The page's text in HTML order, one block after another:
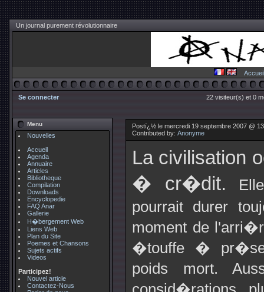
Un journal purement révolutionnaire
Accueil
Se connecter 22 visiteur(s) et 0
Menu
Nouvelles
Accueil
Agenda
Annuaire
Articles
Bibliotheque
Compilation
Downloads
Encyclopedie
FAQ Anar
Gallerie
H�bergement Web
Liens Web
Plan du Site
Poemes et Chansons
Sujets actifs
Videos
Participez!
Nouvel article
Contactez-Nous
Postï¿½ le mercredi 19 septembre 2007 @
Contributed by: Anonyme
La civilisation
� cr�dit.
pourrait durer
moment de
�touffe �
poids mort.